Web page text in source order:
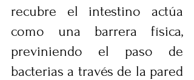
recubre el intestino actúa
como una barrera física,
previniendo el paso de
bacterias a través de la pared